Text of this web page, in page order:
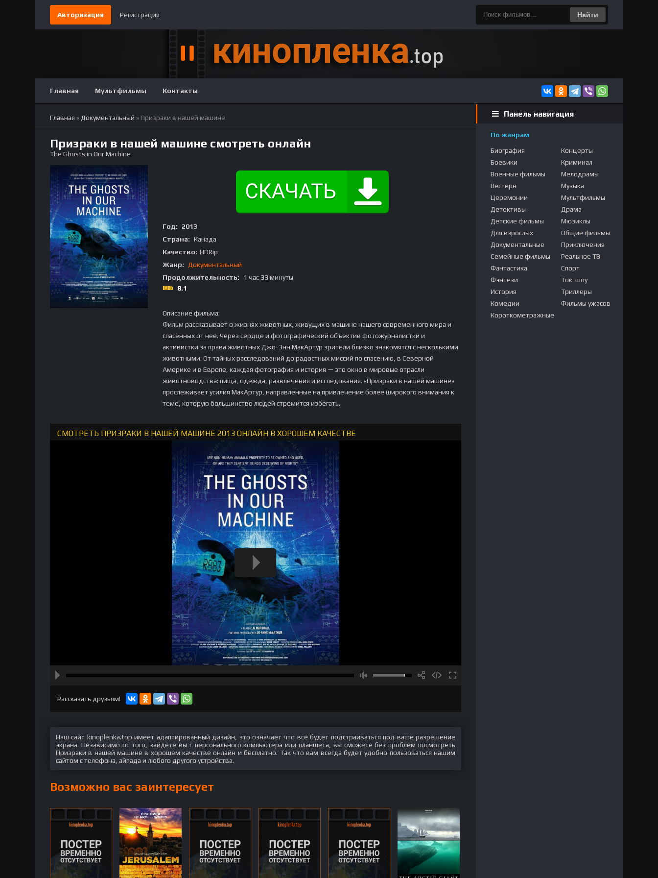
Авторизация Регистрация Найти
Главная Мультфильмы Контакты
Главная » Документальный » Призраки в нашей машине
Призраки в нашей машине смотреть онлайн
The Ghosts in Our Machine
Год:
2013
Страна: Канада
Качество: HDRip
Жанр:
Документальный
Продолжительность:
1 час 33 минуты
8.1
Описание фильма:
Фильм рассказывает о жизнях животных, живущих в машине нашего современного мира и
спасённых от неё. Через сердце и фотографический объектив фотожурналистки и
активистки за права животных Джо-Энн МакАртур зрители близко знакомятся с несколькими
животными. От тайных расследований до радостных миссий по спасению, в Северной
Америке и в Европе, каждая фотография и история — это окно в мировые отрасли
животноводства: пища, одежда, развлечения и исследования. «Призраки в нашей машине»
прослеживает усилия МакАртур, направленные на привлечение более широкого внимания к
теме, которую большинство людей стремится избегать.
СМОТРЕТЬ ПРИЗРАКИ В НАШЕЙ МАШИНЕ 2013 ОНЛАЙН В ХОРОШЕМ КАЧЕСТВЕ
Рассказать друзьям!
Наш сайт kinoplenka.top имеет адаптированный дизайн, это означает что всё будет подстраиваться под ваше разрешение
экрана. Независимо от того, зайдете вы с персонального компьютера или планшета, вы сможете без проблем посмотреть
Призраки в нашей машине в хорошем качестве онлайн и бесплатно. Так что вам всегда будет удобно пользоваться нашим
сайтом с телефона, айпада и любого другого устройства.
Возможно вас заинтересует
Панель навигация
По жанрам
Биография
Боевики
Военные фильмы
Вестерн
Церемонии
Детективы
Детские фильмы
Для взрослых
Документальные
Семейные фильмы
Фантастика
Фэнтези
История
Комедии
Короткометражные
Концерты
Криминал
Мелодрамы
Музыка
Мультфильмы
Драма
Мюзиклы
Общие фильмы
Приключения
Реальное ТВ
Спорт
Ток-шоу
Триллеры
Фильмы ужасов